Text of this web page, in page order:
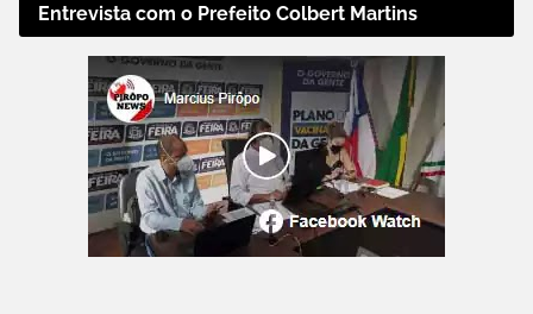
Entrevista com o Prefeito Colbert Martins